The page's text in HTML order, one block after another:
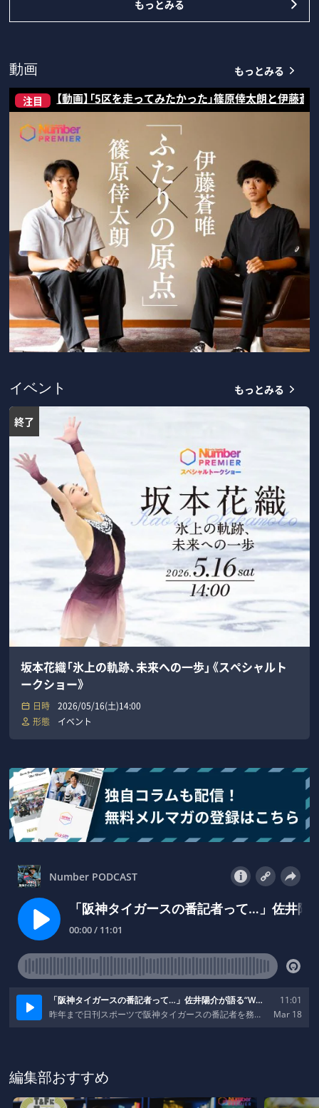
もっとみる
動画 もっとみる
注目 【動画】「5区を走ってみたかった」篠原倖太朗と伊藤
イベント もっとみる
終了
坂本花織「氷上の軌跡、未来への一歩」《スペシャルト
ークショー》
日時
2026/05/16(土)14:00
形態
イベント
編集部おすすめ